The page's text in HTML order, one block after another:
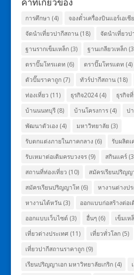
การศึกษา (4) จองตั๋วเครื่องบินแอร์เอเชีย
จัดนำเที่ยวปากีสถาน(18) จัดนำเที่ยว
ฐานรากเข็มเหล็ก(3) ฐานเกลียวเหล็ก
ตราปั๊มโทรเเดท (6) ตราปั๊มโทรแดท (4)
ตัวปั๊มราคาถูก(7) ทัวร์ปากีสถาน(18)
ท่องเที่ยว (11) ธุรกิจ2024(4) ธุรกิจ
บ้านนนทบุรี(8) บ้านโครงการ(4) ป
พัฒนาตัวเอง (4) มหาวิทยาลัย (3)
รับตกแต่งภายในภาคกลาง (6) รับผลิตเ
รับเหมาต่อเติมครบวงจร(9) สกินแคร์
สถานที่ท่องเที่ยว (10) สมัครเรียนปริญญ
สมัครเรียนปริญญาโท (6) หางานต่างปร
หางานไต้หวัน(3) ออกแบบก่อสร้างต่อเ
ออกแบบเว็บไซต์(3) อื่นๆ(6) เข็มเห
เที่ยวต่างประเทศ(11) เที่ยวทั่วโลก(5)
เที่ยวปากีสถานราคาถูก(9)
เรียนปริญญาเอก มหาวิทยาลัยเกริก(4)